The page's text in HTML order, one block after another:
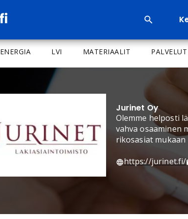
ENERGIA LVI MATERIAALIT PALVELUT
Jurinet Oy
Olemme helposti
vahva osaaminen
rikosasiat mukaan
https://jurinet.fi/